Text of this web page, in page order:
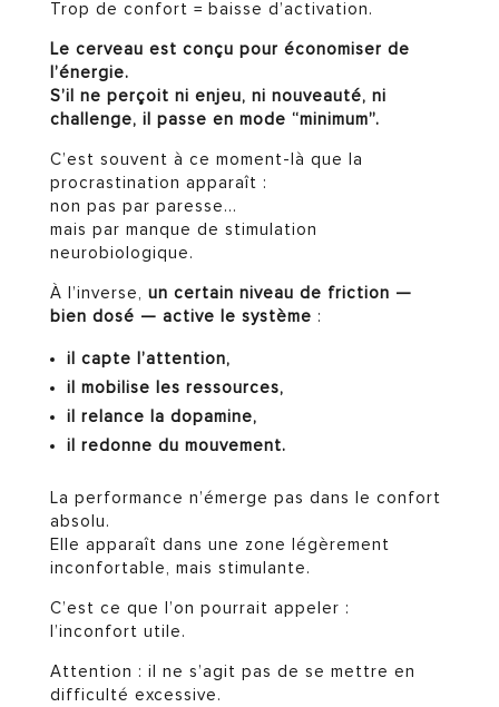
Trop de confort = baisse d’activation.
Le cerveau est conçu pour économiser de
l’énergie.
S’il ne perçoit ni enjeu, ni nouveauté, ni
challenge, il passe en mode “minimum”.
C’est souvent à ce moment-là que la
procrastination apparaît :
non pas par paresse…
mais par manque de stimulation
neurobiologique.
À l’inverse, un certain niveau de friction —
bien dosé — active le système :
il capte l’attention,
il mobilise les ressources,
il relance la dopamine,
il redonne du mouvement.
La performance n’émerge pas dans le confort
absolu.
Elle apparaît dans une zone légèrement
inconfortable, mais stimulante.
C’est ce que l’on pourrait appeler :
l’inconfort utile.
Attention : il ne s’agit pas de se mettre en
difficulté excessive.